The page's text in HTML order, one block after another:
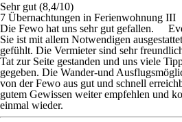
Sehr gut (8,4/10)
7 Übernachtungen in Ferienwohnung III
Die Fewo hat uns sehr gut gefallen.
Sie ist mit allem Notwendigen
gefühlt. Die Vermieter sind sehr
Tat zur Seite gestanden und uns viele
gegeben. Die Wander-und
von der Fewo aus gut und schnell
gutem Gewissen weiter empfehlen und
einmal wieder.